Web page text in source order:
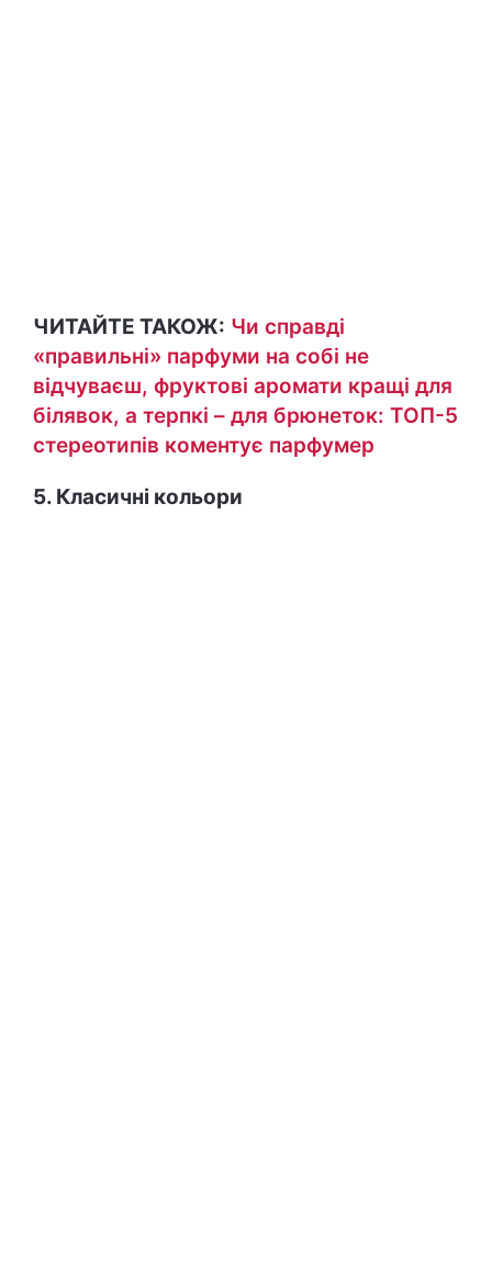
ЧИТАЙТЕ ТАКОЖ: Чи справді
«правильні» парфуми на собі не
відчуваєш, фруктові аромати кращі для
білявок, а терпкі – для брюнеток: ТОП-5
стереотипів коментує парфумер
5. Класичні кольори